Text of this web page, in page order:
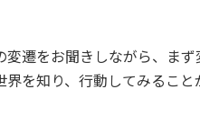
遷をお聞きしながら、ま
を知り、行動してみること